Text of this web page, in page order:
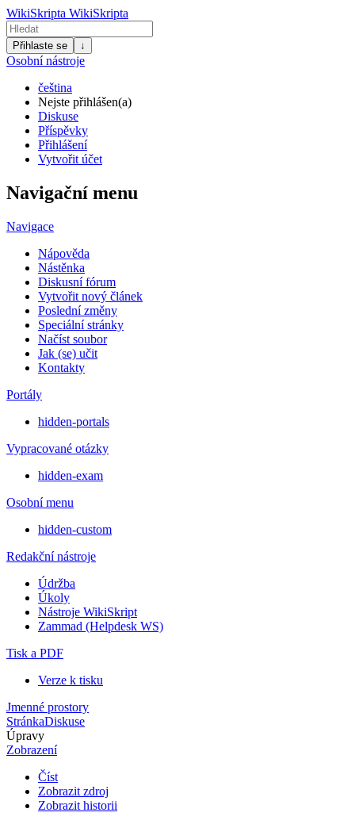
WikiSkripta WikiSkripta
Přihlaste se ↓
Osobní nástroje
čeština
Nejste přihlášen(a)
Diskuse
Příspěvky
Přihlášení
Vytvořit účet
Navigační menu
Navigace
Nápověda
Nástěnka
Diskusní fórum
Vytvořit nový článek
Poslední změny
Speciální stránky
Načíst soubor
Jak (se) učit
Kontakty
Portály
hidden-portals
Vypracované otázky
hidden-exam
Osobní menu
hidden-custom
Redakční nástroje
Údržba
Úkoly
Nástroje WikiSkript
Zammad (Helpdesk WS)
Tisk a PDF
Verze k tisku
Jmenné prostory
StránkaDiskuse
Úpravy
Zobrazení
Číst
Zobrazit zdroj
Zobrazit historii